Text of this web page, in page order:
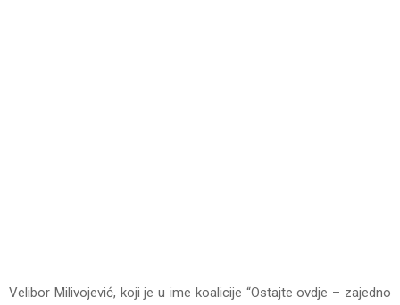
Velibor Milivojević, koji je u ime koalicije “Ostajte ovdje – zajedno